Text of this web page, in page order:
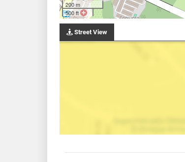
200 m
500 ft
Street View